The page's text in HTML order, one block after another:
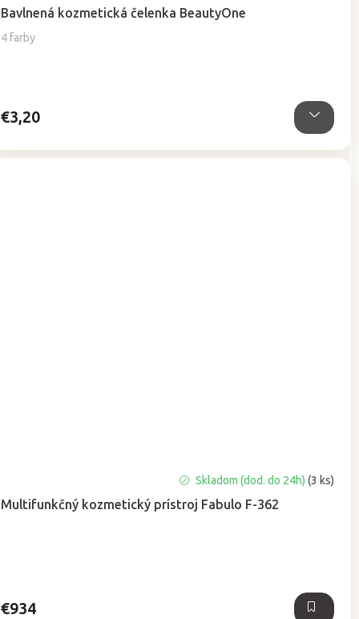
Bavlnená kozmetická čelenka BeautyOne
4 farby
hodnotenie
produktu
je
€3,20
Multifunkčný kozmetický prístroj Fabulo F-362
Skladom (dod. do 24h) (3 ks)
€934